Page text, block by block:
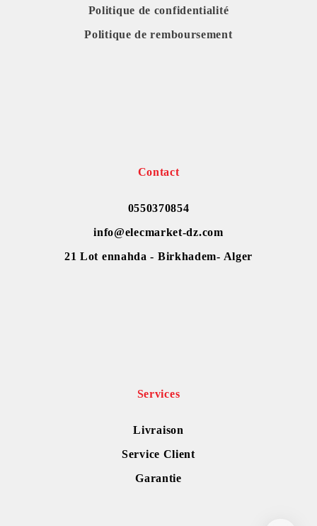
Politique de confidentialité
Politique de remboursement
Contact
0550370854
info@elecmarket-dz.com
21 Lot ennahda - Birkhadem- Alger
Services
Livraison
Service Client
Garantie